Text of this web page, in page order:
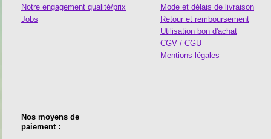
Notre engagement qualité/prix
Jobs
Mode et délais de livraison
Retour et remboursement
Utilisation bon d'achat
CGV / CGU
Mentions légales
Nos moyens de
paiement :